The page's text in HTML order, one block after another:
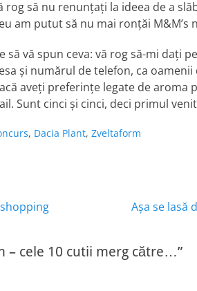
să nu renunţaţi la ideea de a
am putut să nu mai ronţăi M&M’s
să vă spun ceva: vă rog să-mi daţi
şi numărul de telefon, ca oamenii
aveţi preferinţe legate de aroma
Sunt cinci şi cinci, deci primul
, Dacia Plant, Zveltaform
NextAşa se lasă
– cele 10 cutii merg către…”